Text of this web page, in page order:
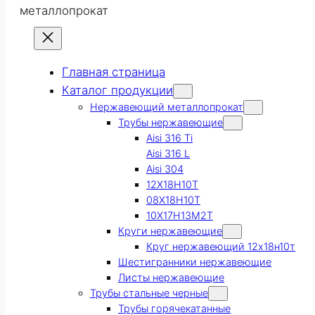
металлопрокат
Главная страница
Каталог продукции
Нержавеющий металлопрокат
Трубы нержавеющие
Aisi 316 Ti
Aisi 316 L
Aisi 304
12Х18Н10Т
08Х18Н10Т
10Х17Н13М2Т
Круги нержавеющие
Круг нержавеющий 12х18н10т
Шестигранники нержавеющие
Листы нержавеющие
Трубы стальные черные
Трубы горячекатанные